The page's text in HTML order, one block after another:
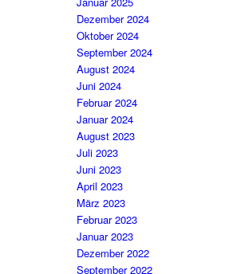
Dezember 2024
Oktober 2024
September 2024
August 2024
Juni 2024
Februar 2024
Januar 2024
August 2023
Juli 2023
Juni 2023
April 2023
März 2023
Februar 2023
Januar 2023
Dezember 2022
September 2022